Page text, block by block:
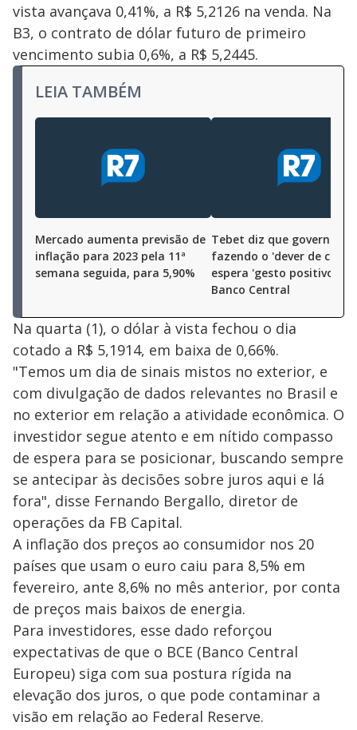
vista avançava 0,41%, a R$ 5,2126 na venda. Na
B3, o contrato de dólar futuro de primeiro
vencimento subia 0,6%, a R$ 5,2445.
LEIA TAMBÉM
Mercado aumenta previsão de
inflação para 2023 pela 11ª
semana seguida, para 5,90%
Tebet diz que governo
fazendo o 'dever de casa'
espera 'gesto positivo' do
Banco Central
Na quarta (1), o dólar à vista fechou o dia
cotado a R$ 5,1914, em baixa de 0,66%.
"Temos um dia de sinais mistos no exterior, e
com divulgação de dados relevantes no Brasil e
no exterior em relação a atividade econômica. O
investidor segue atento e em nítido compasso
de espera para se posicionar, buscando sempre
se antecipar às decisões sobre juros aqui e lá
fora", disse Fernando Bergallo, diretor de
operações da FB Capital.
A inflação dos preços ao consumidor nos 20
países que usam o euro caiu para 8,5% em
fevereiro, ante 8,6% no mês anterior, por conta
de preços mais baixos de energia.
Para investidores, esse dado reforçou
expectativas de que o BCE (Banco Central
Europeu) siga com sua postura rígida na
elevação dos juros, o que pode contaminar a
visão em relação ao Federal Reserve.